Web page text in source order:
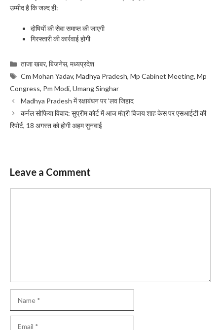
उम्मीद है कि जल्द ही:
दोषियों की सेवा समाप्त की जाएगी
गिरफ्तारी की कार्रवाई होगी
Categories
ताजा खबर,बिजनेस,मध्यप्रदेश
Tags
Cm Mohan Yadav,Madhya Pradesh,Mp Cabinet Meeting,Mp
Congress, Pm Modi, Umang Singhar
Madhya Pradesh में रक्षाबंधन पर ‘लव जिहाद
कर्नल सोफिया विवाद: सुप्रीम कोर्ट में आज मंत्री विजय शाह केस पर एसआईटी की
रिपोर्ट, 18 अगस्त को होगी अहम सुनवाई
Leave a Comment